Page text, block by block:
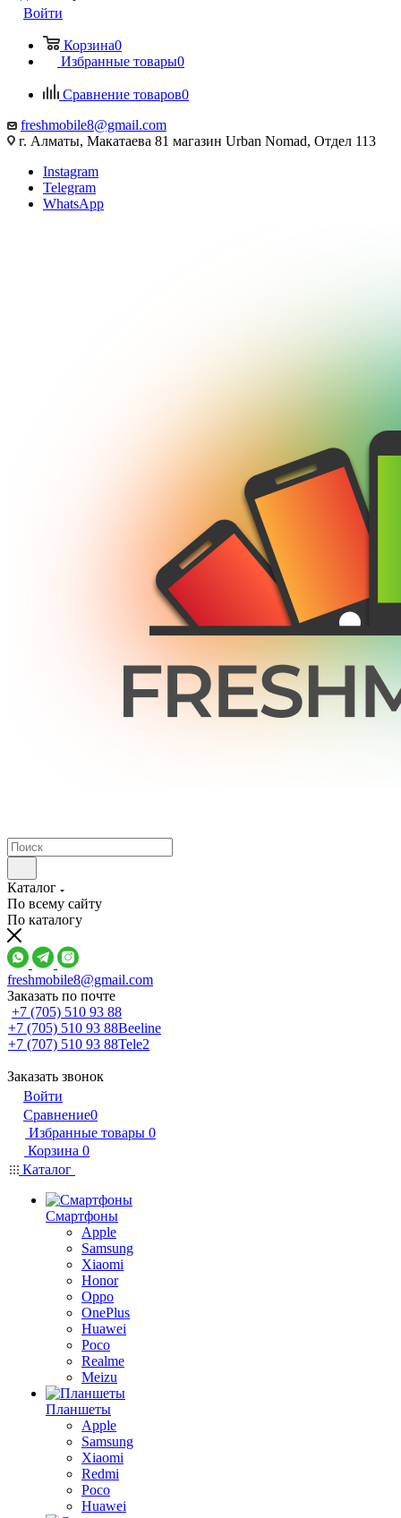
Войти
Корзина0
Избранные товары0
Сравнение товаров0
freshmobile8@gmail.com
г. Алматы, Макатаева 81 магазин Urban Nomad, Отдел 113
Instagram
Telegram
WhatsApp
Каталог
По всему сайту
По каталогу
freshmobile8@gmail.com
Заказать по почте
+7 (705) 510 93 88
+7 (705) 510 93 88Beeline
+7 (707) 510 93 88Tele2
Заказать звонок
Войти
Сравнение0
Избранные товары 0
Корзина 0
Каталог
Смартфоны
Apple
Samsung
Xiaomi
Honor
Oppo
OnePlus
Huawei
Poco
Realme
Meizu
Планшеты
Apple
Samsung
Xiaomi
Redmi
Poco
Huawei